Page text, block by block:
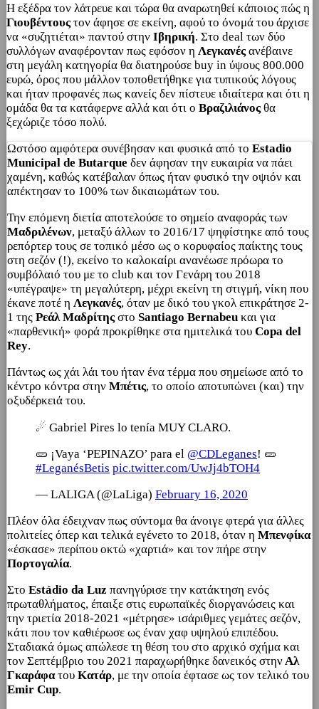
Η εξέδρα τον λάτρευε και τώρα θα αναρωτηθεί κάποιος πώς η
Γιουβέντουςτον άφησε σε εκείνη, αφού το όνομά του άρχισε
να «συζητιέται» παντού στην Ιβηρική. Στο deal των δύο
συλλόγων αναφέρονταν πως εφόσον η Λεγκανέςανέβαινε
στη μεγάλη κατηγορία θα διατηρούσε buy in ύψους 800.000
ευρώ, όρος που μάλλον τοποθετήθηκε για τυπικούς λόγους
και ήταν προφανές πως κανείς δεν πίστευε ιδιαίτερα και ότι η
ομάδα θα τα κατάφερνε αλλά και ότι ο Βραζιλιάνοςθα
ξεχώριζε τόσο πολύ.
Ωστόσο αμφότερα συνέβησαν και φυσικά από το Estadio
Municipal de Butarque δεν άφησαν την ευκαιρία να πάει
χαμένη, καθώς κατέβαλαν όπως ήταν φυσικό την οψιόν και
απέκτησαν το 100% των δικαιωμάτων του.
Την επόμενη διετία αποτελούσε το σημείο αναφοράς των
Μαδριλένων, μεταξύ άλλων το 2016/17 ψηφίστηκε από τους
ρεπόρτερ τους σε τοπικό μέσο ως ο κορυφαίος παίκτης τους
στη σεζόν (!), εκείνο το καλοκαίρι ανανέωσε πρόωρα το
συμβόλαιό του με το club και τον Γενάρη του 2018
«υπέγραψε» τη μεγαλύτερη, μέχρι εκείνη τη στιγμή, νίκη που
έκανε ποτέ η Λεγκανές, όταν με δικό του γκολ επικράτησε 2-
1 της Ρεάλ Μαδρίτηςστο Santiago Bernabeu και για
«παρθενική» φορά προκρίθηκε στα ημιτελικά του Copa del
Rey.
Πάντως ως χάι λάι του ήταν ένα τέρμα που σημείωσε από το
κέντρο κόντρα στην Μπέτις, το οποίο αποτυπώνει (και) την
οξυδέρκειά του.
☄ Gabriel Pires lo tenía MUY CLARO.
🥒 ¡Vaya ‘PEPINAZO’ para el @CDLeganes! 🥒
#LeganésBetis pic.twitter.com/UwJj4bTOH4
— LALIGA (@LaLiga) February 16, 2020
Πλέον όλα έδειχναν πως σύντομα θα άνοιγε φτερά για άλλες
πολιτείες όπερ και τελικά εγένετο το 2018, όταν η Μπενφίκα
«έσκασε» περίπου οκτώ «χαρτιά» και τον πήρε στην
Πορτογαλία.
Στο Estádio da Luz πανηγύρισε την κατάκτηση ενός
πρωταθλήματος, έπαιξε στις ευρωπαϊκές διοργανώσεις και
την τριετία 2018-2021 «μέτρησε» ισάριθμες γεμάτες σεζόν,
κάτι που τον καθιέρωσε ως έναν χαφ υψηλού επιπέδου.
Σταδιακά όμως απώλεσε τη θέση του στο αρχικό σχήμα και
τον Σεπτέμβριο του 2021 παραχωρήθηκε δανεικός στηνΑλ
Γκαράφατου Κατάρ, με την οποία έφτασε ως τον τελικό του
Emir Cup.